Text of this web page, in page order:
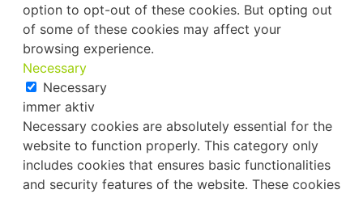
option to opt-out of these cookies. But opting out
of some of these cookies may affect your
browsing experience.
Necessary
Necessary
immer aktiv
Necessary cookies are absolutely essential for the
website to function properly. This category only
includes cookies that ensures basic functionalities
and security features of the website. These cookies